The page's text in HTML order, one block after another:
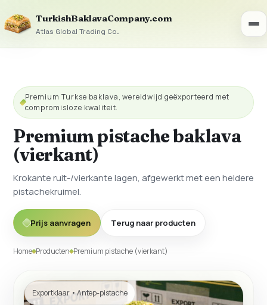
TurkishBaklavaCompany.com
Atlas Global Trading Co.
Premium Turkse baklava, wereldwijd geëxporteerd met
compromisloze kwaliteit.
Premium pistache baklava
(vierkant)
Krokante ruit-/vierkante lagen, afgewerkt met een heldere
pistachekruimel.
Prijs aanvragen Terug naar producten
Home Producten Premium pistache (vierkant)
Exportklaar • Antep-pistache